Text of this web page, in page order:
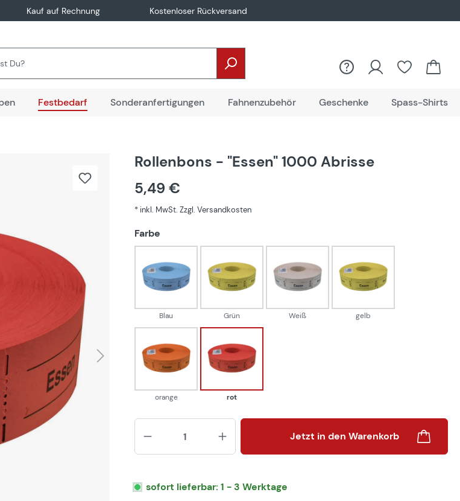
Kauf auf Rechnung Kostenloser Rückversand
Festbedarf Sonderanfertigungen Fahnenzubehör Geschenke Spass-Shirts
Rollenbons - "Essen" 1000 Abrisse
5,49 €
* inkl. MwSt. Zzgl. Versandkosten
Farbe
Blau
Blau
Grün
Grün
Weiß
Weiß
gelb
gelb
orange
orange
rot
rot
Produkt Anzahl: Gib den
Jetzt in den Warenkorb
sofort lieferbar: 1 - 3 Werktage